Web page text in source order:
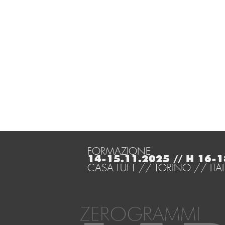
FORMAZIONE
14-15.11.2025 // H 16-
CASA LUFT // TORINO //
ZEROGRAMMI